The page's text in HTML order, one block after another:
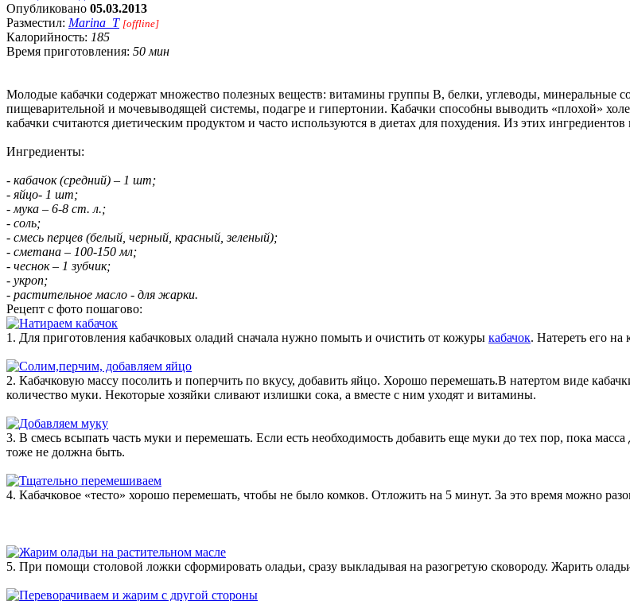
Опубликовано 05.03.2013
Разместил: Marina_T [offline]
Калорийность: 185
Время приготовления: 50 мин
Молодые кабачки содержат множество полезных веществ: витамины группы В, белки, углеводы, минеральные
пищеварительной и мочевыводящей системы, подагре и гипертонии. Кабачки способны выводить «плохой»
кабачки считаются диетическим продуктом и часто используются в диетах для похудения. Из этих
Ингредиенты:
- кабачок (средний) – 1 шт;
- яйцо- 1 шт;
- мука – 6-8 ст. л.;
- соль;
- смесь перцев (белый, черный, красный, зеленый);
- сметана – 100-150 мл;
- чеснок – 1 зубчик;
- укроп;
- растительное масло - для жарки.
Рецепт с фото пошагово:
1. Для приготовления кабачковых оладий сначала нужно помыть и очистить от кожуры кабачок. Натереть его на
2. Кабачковую массу посолить и поперчить по вкусу, добавить яйцо. Хорошо перемешать.В натертом виде
количество муки. Некоторые хозяйки сливают излишки сока, а вместе с ним уходят и витамины.
3. В смесь всыпать часть муки и перемешать. Если есть необходимость добавить еще муки до тех пор, пока
тоже не должна быть.
4. Кабачковое «тесто» хорошо перемешать, чтобы не было комков. Отложить на 5 минут. За это время можно
5. При помощи столовой ложки сформировать оладьи, сразу выкладывая на разогретую сковороду. Жарить